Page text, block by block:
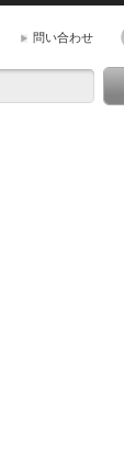
問い合わせ